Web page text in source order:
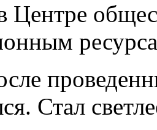
Центре
Стал